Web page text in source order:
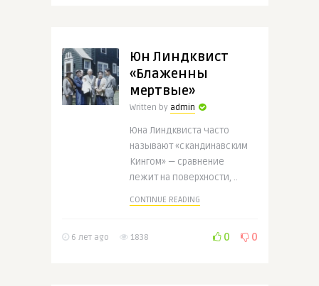
Юн Линдквист
«Блаженны
мертвые»
Written by admin
Юна Линдквиста часто
называют «скандинавским
Кингом» — сравнение
лежит на поверхности, ..
CONTINUE READING
6 лет ago 1838 0 0